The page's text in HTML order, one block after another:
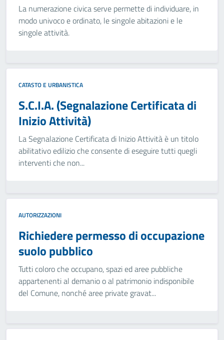
La numerazione civica serve permette di individuare, in
modo univoco e ordinato, le singole abitazioni e le
singole attività.
CATASTO E URBANISTICA
S.C.I.A. (Segnalazione Certificata di
Inizio Attività)
La Segnalazione Certificata di Inizio Attività è un titolo
abilitativo edilizio che consente di eseguire tutti quegli
interventi che non...
AUTORIZZAZIONI
Richiedere permesso di occupazione
suolo pubblico
Tutti coloro che occupano, spazi ed aree pubbliche
appartenenti al demanio o al patrimonio indisponibile
del Comune, nonché aree private gravat...